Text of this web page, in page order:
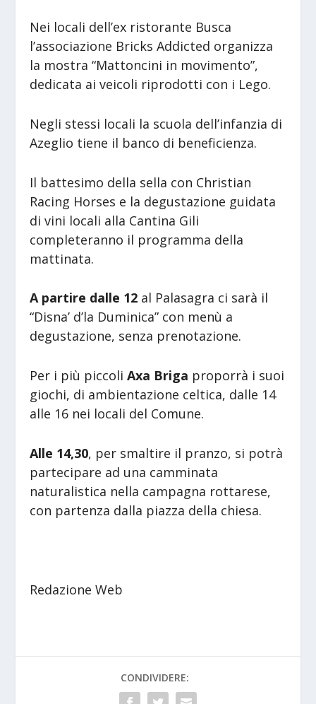
Nei locali dell’ex ristorante Busca
l’associazione Bricks Addicted organizza
la mostra “Mattoncini in movimento”,
dedicata ai veicoli riprodotti con i Lego.
Negli stessi locali la scuola dell’infanzia di
Azeglio tiene il banco di beneficienza.
Il battesimo della sella con Christian
Racing Horses e la degustazione guidata
di vini locali alla Cantina Gili
completeranno il programma della
mattinata.
A partire dalle 12 al Palasagra ci sarà il
“Disna’ d’la Duminica” con menù a
degustazione, senza prenotazione.
Per i più piccoliAxa Briga proporrà i suoi
giochi, di ambientazione celtica, dalle 14
alle 16 nei locali del Comune.
Alle 14,30, per smaltire il pranzo, si potrà
partecipare ad una camminata
naturalistica nella campagna rottarese,
con partenza dalla piazza della chiesa.
Redazione Web
CONDIVIDERE: